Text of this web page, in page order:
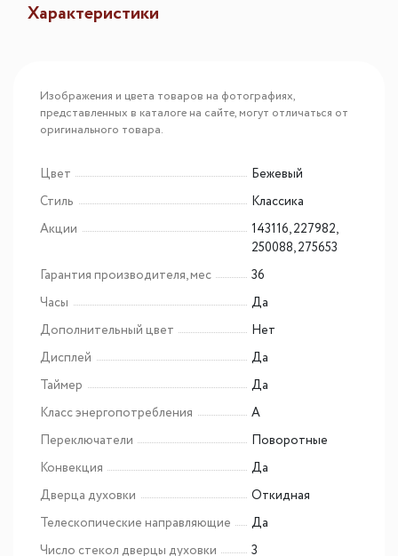
Характеристики
Изображения и цвета товаров на фотографиях,
представленных в каталоге на сайте, могут отличаться от
оригинального товара.
Цвет
Бежевый
Стиль
Классика
Акции
143116, 227982,
250088, 275653
Гарантия производителя, мес
36
Часы
Да
Дополнительный цвет
Нет
Дисплей
Да
Таймер
Да
Класс энергопотребления
A
Переключатели
Поворотные
Конвекция
Да
Дверца духовки
Откидная
Телескопические направляющие
Да
Число стекол дверцы духовки
3